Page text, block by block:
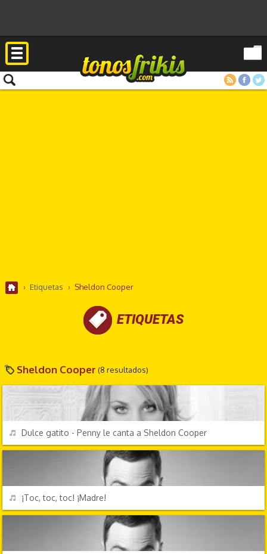
RSS FacebookTwitter
› Etiquetas › Sheldon Cooper
ETIQUETAS
Sheldon Cooper (8 resultados)
REPRODUCIR
Dulce gatito - Penny le canta a Sheldon Cooper
REPRODUCIR
¡Toc, toc, toc! ¡Madre!